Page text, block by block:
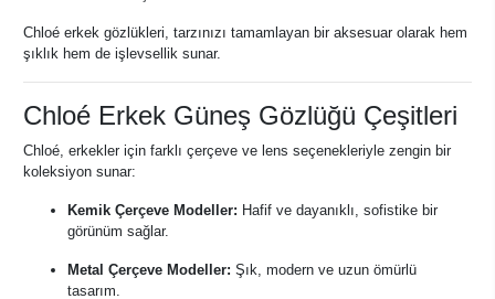
Chloé erkek gözlükleri, tarzınızı tamamlayan bir aksesuar olarak hem
şıklık hem de işlevsellik sunar.
Chloé Erkek Güneş Gözlüğü Çeşitleri
Chloé, erkekler için farklı çerçeve ve lens seçenekleriyle zengin bir
koleksiyon sunar:
Kemik Çerçeve Modeller: Hafif ve dayanıklı, sofistike bir
görünüm sağlar.
Metal Çerçeve Modeller: Şık, modern ve uzun ömürlü
tasarım.